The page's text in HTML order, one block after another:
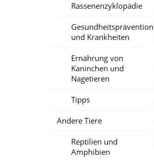
Rassenenzyklopädie
Gesundheitsprävention
und Krankheiten
Ernährung von
Kaninchen und
Nagetieren
Tipps
Andere Tiere
Reptilien und
Amphibien